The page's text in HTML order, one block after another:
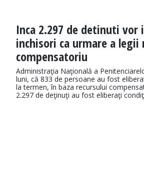
Inca 2.297 de detinuti vor
inchisori ca urmare a legii
compensatoriu
Administraţia Naţională a
luni, că 833 de persoane au fost
la termen, în baza recursului
2.297 de deţinuţi au fost eliberaţi